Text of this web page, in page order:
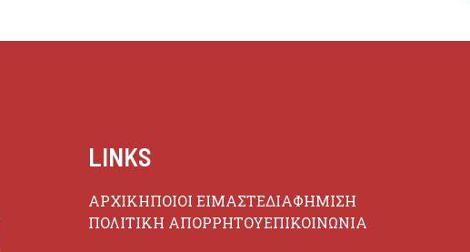
LINKS
ΑΡΧΙΚΗΠΟΙΟΙ ΕΙΜΑΣΤΕΔΙΑΦΗΜΙΣΗ
ΠΟΛΙΤΙΚΗ ΑΠΟΡΡΗΤΟΥΕΠΙΚΟΙΝΩΝΙΑ